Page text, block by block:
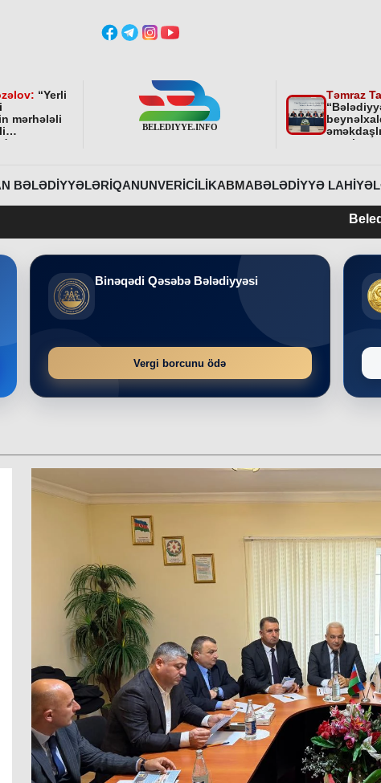
“Yerli
mərhələli
”
Təmraz
BƏLƏDIYYƏLƏRIQANUNVERICILIKABMABƏLƏDIYYƏ
Belediyye.info
Binəqədi Qəsəbə Bələdiyyəsi
Vergi borcunu ödə